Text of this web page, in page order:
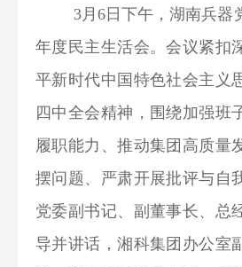
3月6日下午，湖南兵器
年度民主生活会。会议紧扣
平新时代中国特色社会主义
四中全会精神，围绕加强班
履职能力、推动集团高质量
摆问题、严肃开展批评与自
党委副书记、副董事长、总
导并讲话，湘科集团办公室